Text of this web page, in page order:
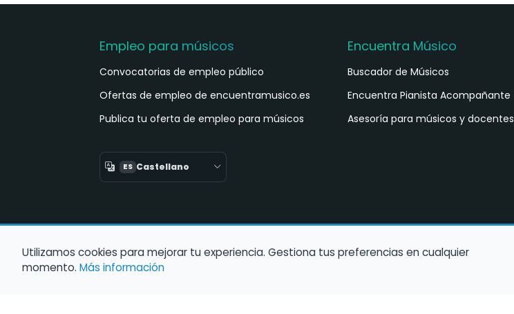
Empleo para músicos
Convocatorias de empleo público
Ofertas de empleo de encuentramusico.es
Publica tu oferta de empleo para músicos
ES Castellano
Encuentra Músico
Buscador de Músicos
Encuentra Pianista Acompañante
Asesoría para músicos y docentes
Utilizamos cookies para mejorar tu experiencia. Gestiona tus preferencias en cualquier
momento. Más información